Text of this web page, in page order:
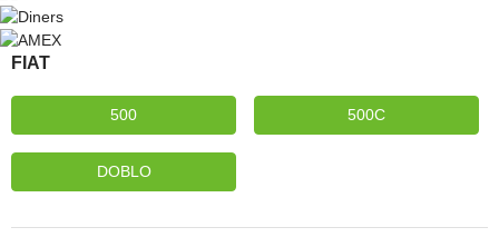
アウディ
アクセス
FIAT
500 500C
DOBLO